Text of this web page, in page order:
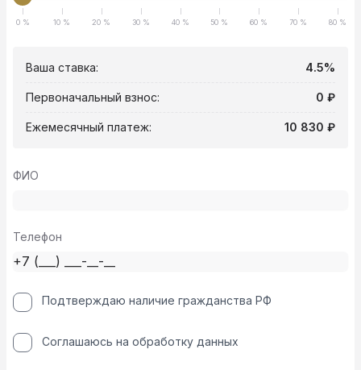
0 % 10 % 20 % 30 % 40 % 50 % 60 % 70 % 80 %
Ваша ставка: 4.5%
Первоначальный взнос: 0 ₽
Ежемесячный платеж: 10 830 ₽
ФИО
Телефон
Подтверждаю наличие гражданства РФ
Соглашаюсь на обработку данных